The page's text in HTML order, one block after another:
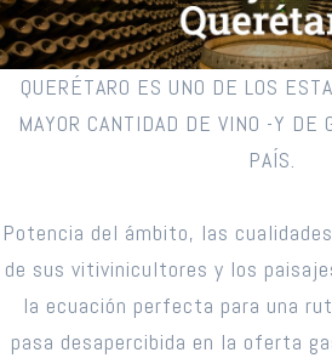
QUERÉTARO ES UNO DE LOS
MAYOR CANTIDAD DE VINO -Y DE
PAÍS.
Potencia del ámbito, las
de sus vitivinicultores y los
la ecuación perfecta para una
pasa desapercibida en la oferta